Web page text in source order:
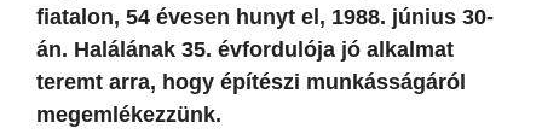
fiatalon, 54 évesen hunyt el, 1988. június 30-
án. Halálának 35. évfordulója jó alkalmat
teremt arra, hogy építészi munkásságáról
megemlékezzünk.